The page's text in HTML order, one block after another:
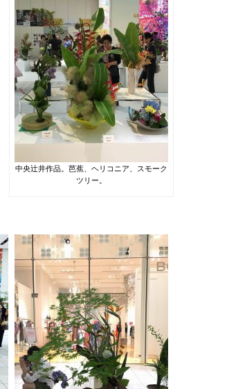
中央辻井作品。芭蕉、ヘリコニア、スモーク
ツリー。